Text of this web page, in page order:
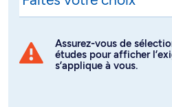
Assurez-vous de
études pour afficher
s’applique à vous.